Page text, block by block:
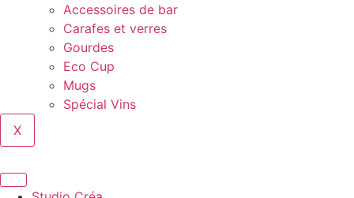
Accessoires de bar
Carafes et verres
Gourdes
Eco Cup
Mugs
Spécial Vins
X